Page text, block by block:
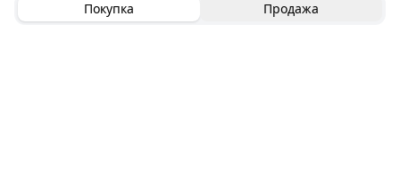
Покупка Продажа